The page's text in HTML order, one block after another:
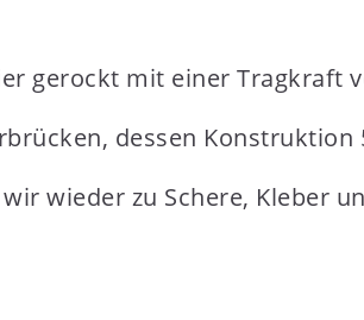
gerockt mit einer Tragkraft
dessen
wieder zu Schere, Kleber